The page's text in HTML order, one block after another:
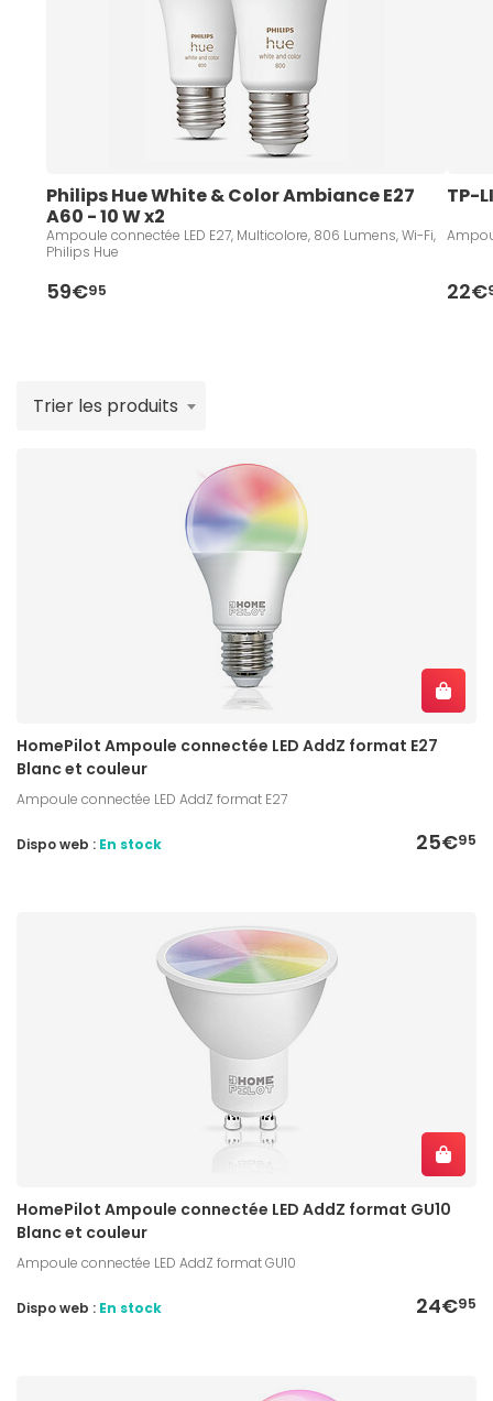
sécurité accrue grâce à la mise en place de
d'éclairage en votre absence, et une ambiance sur
mesure pour chaque moment de votre journée.
Philips Hue White & Color Ambiance E27
A60 - 10 W x2
Ampoule connectée LED E27, Multicolore, 806 Lumens, Wi-Fi,
Philips Hue
59€95
TP-
22€
Trier les produits
HomePilot Ampoule connectée LED AddZ format E27
Blanc et couleur
Ampoule connectée LED AddZ format E27
25€95
Dispo web : En stock
HomePilot Ampoule connectée LED AddZ format GU10
Blanc et couleur
Ampoule connectée LED AddZ format GU10
24€95
Dispo web : En stock